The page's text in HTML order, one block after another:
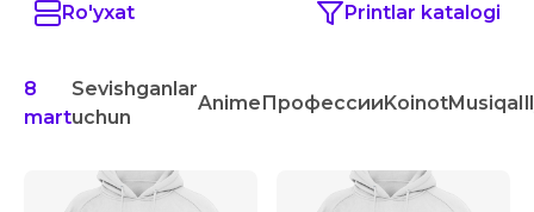
Ro'yxat Printlar katalogi
8
mart
Sevishganlar
uchun
AnimeПрофессииKoinotMusiqa